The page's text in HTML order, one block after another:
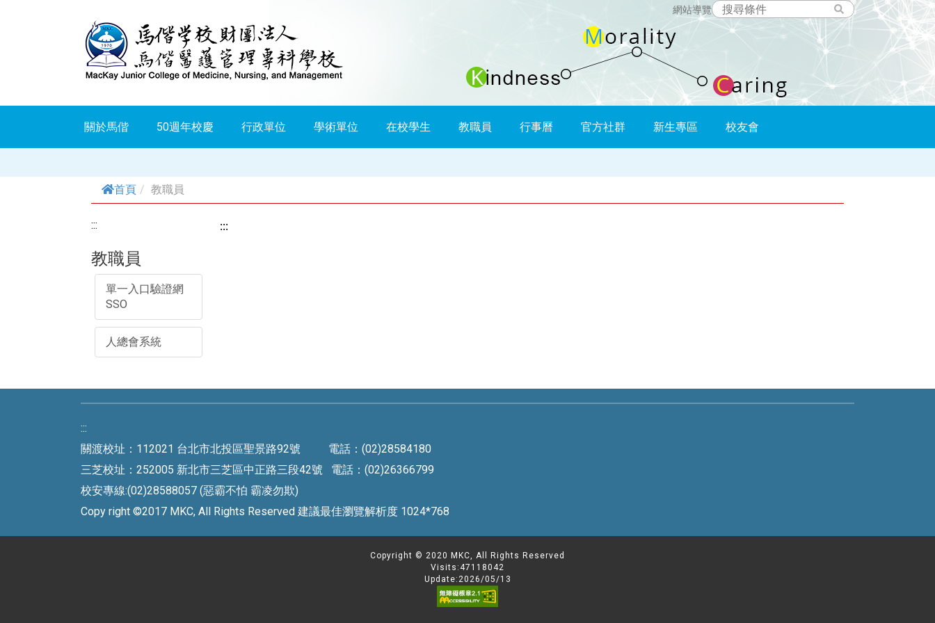
容
網站導覽
關於馬偕 50週年校慶 行政單位 學術單位 在校學生 教職員 行事曆 官方社群 新生專區 校友會
首頁 教職員
:::
教職員
單一入口驗證網
SSO
人總會系統
:::
:::
關渡校址：112021 台北市北投區聖景路92號 電話：(02)28584180
三芝校址：252005 新北市三芝區中正路三段42號 電話：(02)26366799
校安專線:(02)28588057 (惡霸不怕 霸凌勿欺)
Copy right ©2017 MKC, All Rights Reserved 建議最佳瀏覽解析度 1024*768
Copyright © 2020 MKC, All Rights Reserved
Visits:47118042
Update:2026/05/13